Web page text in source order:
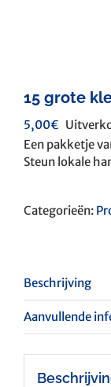
15 grote
5,00€
Een pakketje
Steun lokale
Categorieën:
Beschrijving
Aanvullende